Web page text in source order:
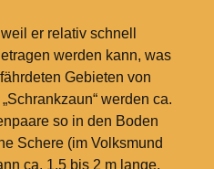
er relativ schnell
werden kann, was
Gebieten von
werden ca.
so in den Boden
Schere (im Volksmund
ca. 1,5 bis 2 m lange,